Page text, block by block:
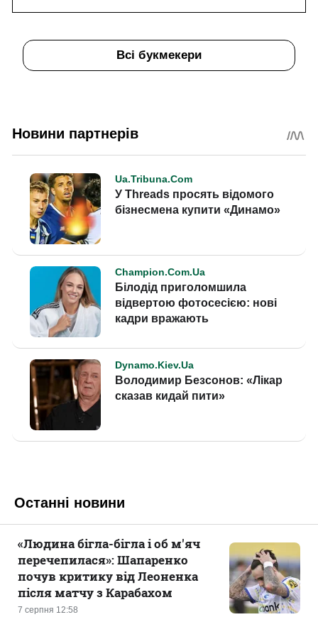
Всі букмекери
Останні новини
7 серпня 12:58
«Людина бігла-бігла і об м'яч
перечепилася»: Шапаренко
почув критику від Леоненка
після матчу з Карабахом